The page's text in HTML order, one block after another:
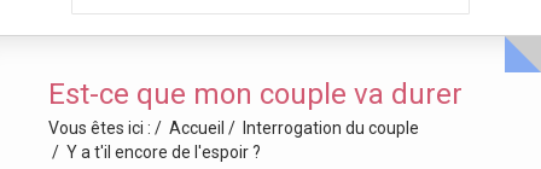
Est-ce que mon couple va durer
Vous êtes ici : Accueil
Interrogation du couple
Y a t'il encore de l'espoir ?